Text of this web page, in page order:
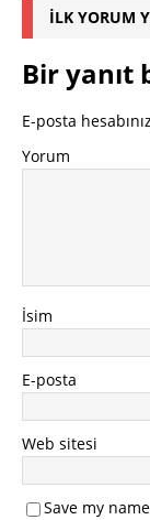
İLK YORUM
Bir yanıt
E-posta
Yorum
İsim
E-posta
Web sitesi
Save my